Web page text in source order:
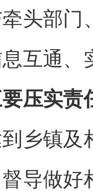
头部门
互通、
压实责
乡镇及
导做好